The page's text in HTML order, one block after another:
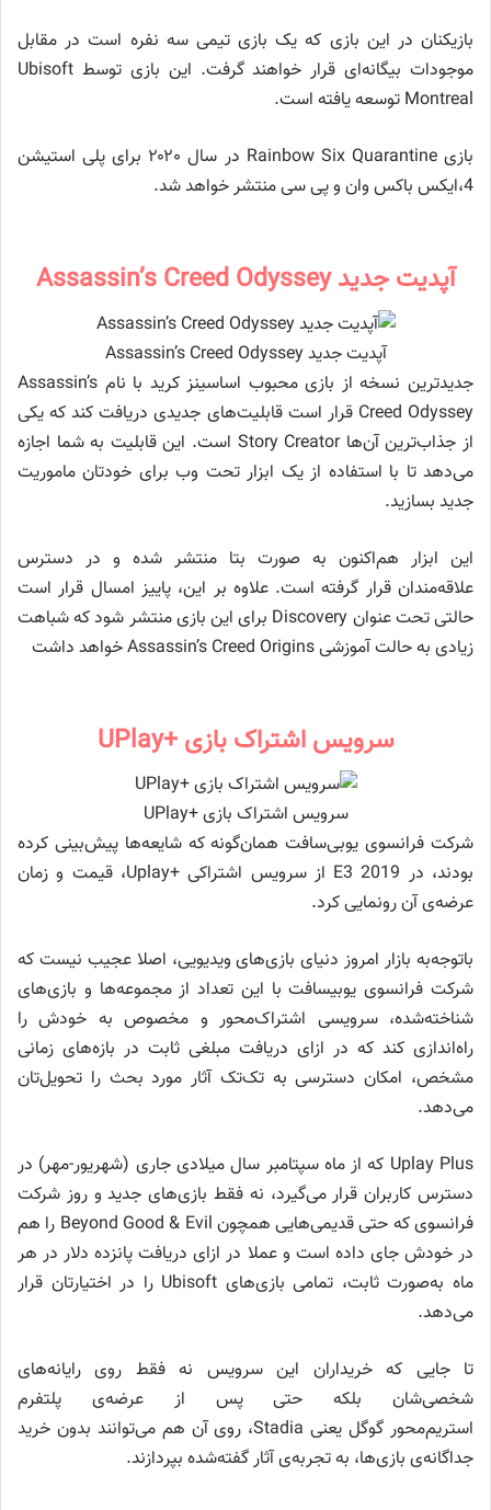
بازیکنان در این بازی که یک بازی تیمی سه نفره است در مقابل
موجودات بیگانه‌ای قرار خواهند گرفت. این بازی توسط Ubisoft
Montreal‌ توسعه یافته است.
بازی Rainbow Six Quarantine در سال ۲۰۲۰ برای پلی استیشن
4،ایکس باکس وان و پی سی منتشر خواهد شد.
آپدیت جدید Assassin’s Creed Odyssey
آپدیت جدید Assassin’s Creed Odyssey
جدیدترین نسخه از بازی محبوب اساسینز کرید با نام Assassin’s
Creed Odyssey قرار است قابلیت‌های جدیدی دریافت کند که یکی
از جذاب‌ترین آن‌ها Story Creator است. این قابلیت به شما اجازه
می‌دهد تا با استفاده از یک ابزار تحت وب برای خودتان ماموریت
جدید بسازید.
این ابزار هم‌اکنون به صورت بتا منتشر شده و در دسترس
علاقه‌مندان قرار گرفته است. علاوه بر این، پاییز امسال قرار است
حالتی تحت عنوان Discovery برای این بازی منتشر شود که شباهت
زیادی به حالت آموزشی Assassin’s Creed Origins خواهد داشت
سرویس اشتراک بازی +UPlay
سرویس اشتراک بازی +UPlay
شرکت فرانسوی یوبی‌سافت همان‌گونه که شایعه‌ها پیش‌بینی کرده
بودند، در E3 2019 از سرویس اشتراکی +Uplay، قیمت و زمان
عرضه‌ی آن رونمایی کرد.
باتوجه‌به بازار امروز دنیای بازی‌های ویدیویی، اصلا عجیب نیست که
شرکت فرانسوی یوبیسافت با این تعداد از مجموعه‌ها و بازی‌های
شناخته‌شده، سرویسی اشتراک‌محور و مخصوص به خودش را
راه‌اندازی کند که در ازای دریافت مبلغی ثابت در بازه‌های زمانی
مشخص، امکان دسترسی به تک‌تک آثار مورد بحث را تحویل‌تان
می‌دهد.
Uplay Plus که از ماه سپتامبر سال میلادی جاری (شهریور-مهر) در
دسترس کاربران قرار می‌گیرد، نه فقط بازی‌های جدید و روز شرکت
فرانسوی که حتی قدیمی‌هایی همچون Beyond Good & Evil را هم
در خودش جای داده است و عملا در ازای دریافت پانزده دلار در هر
ماه به‌صورت ثابت، تمامی بازی‌های Ubisoft را در اختیارتان قرار
می‌دهد.
تا جایی که خریداران این سرویس نه فقط روی رایانه‌های
شخصی‌شان بلکه حتی پس از عرضه‌ی پلتفرم
استریم‌محور گوگل یعنی Stadia، روی آن هم می‌توانند بدون خرید
جداگانه‌ی بازی‌ها، به تجربه‌ی آثار گفته‌شده بپردازند.